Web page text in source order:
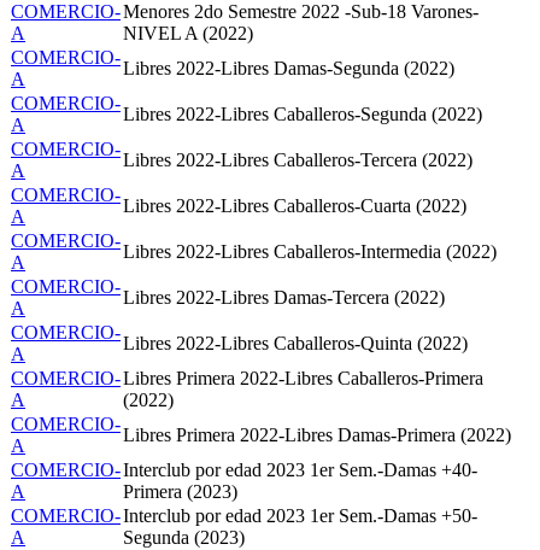
COMERCIO-
A
Menores 2do Semestre 2022 -Sub-18 Varones-
NIVEL A (2022)
COMERCIO-
A
Libres 2022-Libres Damas-Segunda (2022)
COMERCIO-
A
Libres 2022-Libres Caballeros-Segunda (2022)
COMERCIO-
A
Libres 2022-Libres Caballeros-Tercera (2022)
COMERCIO-
A
Libres 2022-Libres Caballeros-Cuarta (2022)
COMERCIO-
A
Libres 2022-Libres Caballeros-Intermedia (2022)
COMERCIO-
A
Libres 2022-Libres Damas-Tercera (2022)
COMERCIO-
A
Libres 2022-Libres Caballeros-Quinta (2022)
COMERCIO-
A
Libres Primera 2022-Libres Caballeros-Primera
(2022)
COMERCIO-
A
Libres Primera 2022-Libres Damas-Primera (2022)
COMERCIO-
A
Interclub por edad 2023 1er Sem.-Damas +40-
Primera (2023)
COMERCIO-
A
Interclub por edad 2023 1er Sem.-Damas +50-
Segunda (2023)